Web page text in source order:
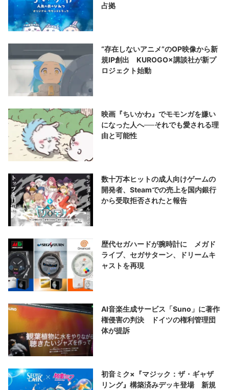
占拠
“存在しないアニメ”のOP映像から新
規IP創出 KUROGO×講談社が新プ
ロジェクト始動
映画『ちいかわ』でモモンガを嫌い
になった人へ──それでも愛される理
由と可能性
数十万本ヒットの成人向けゲームの
開発者、Steamでの売上を国内銀行
から受取拒否されたと報告
歴代セガハードが腕時計に メガド
ライブ、セガサターン、ドリームキ
ャストを再現
AI音楽生成サービス「Suno」に著作
権侵害の判決 ドイツの権利管理団
体が提訴
初音ミク×『マジック：ザ・ギャザ
リング』構築済みデッキ登場 新規